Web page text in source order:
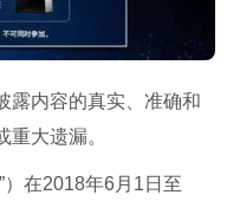
露内容的真实、准确和
大遗漏。
在2018年6月1日至